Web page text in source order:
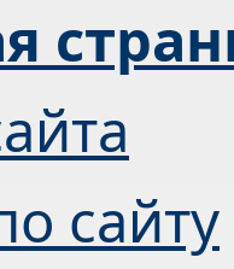
сайту